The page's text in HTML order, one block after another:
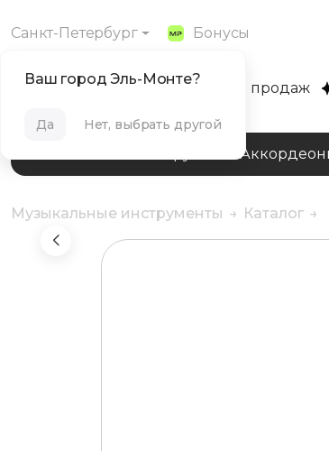
Санкт-Петербург Бонусы
Ваш город Эль-Монте?
Да Нет, выбрать другой
MUZPLANET Хиты продаж
Клавишные инструменты
Музыкальные инструменты Каталог